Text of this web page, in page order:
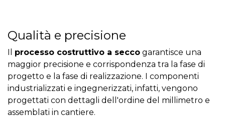
Qualità e precisione
Il processo costruttivo a secco garantisce una
maggior precisione e corrispondenza tra la fase di
progetto e la fase di realizzazione. I componenti
industrializzati e ingegnerizzati, infatti, vengono
progettati con dettagli dell'ordine del millimetro e
assemblati in cantiere.